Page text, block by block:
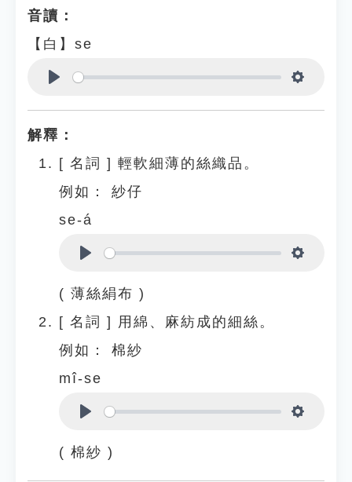
音讀：
【白】se
解釋：
[ 名詞 ] 輕軟細薄的絲織品。
例如：
紗仔
se-á
( 薄絲絹布 )
[ 名詞 ] 用綿、麻紡成的細絲。
例如：
棉紗
mî-se
( 棉紗 )